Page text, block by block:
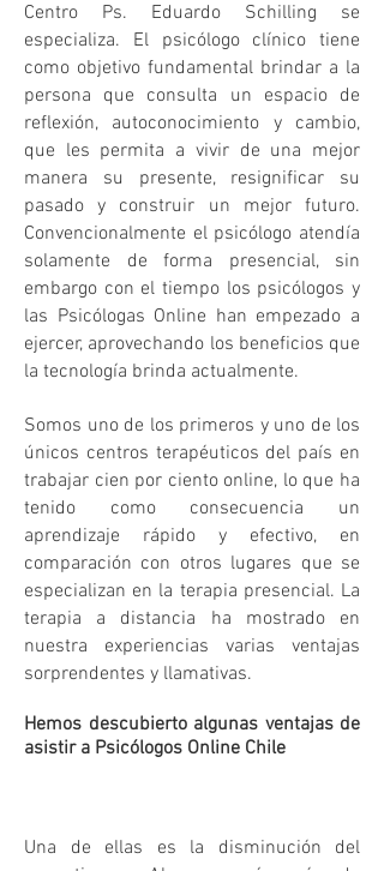
Centro Ps. Eduardo Schilling se
especializa. El psicólogo clínico tiene
como objetivo fundamental brindar a la
persona que consulta un espacio de
reflexión, autoconocimiento y cambio,
que les permita a vivir de una mejor
manera su presente, resignificar su
pasado y construir un mejor futuro.
Convencionalmente el psicólogo atendía
solamente de forma presencial, sin
embargo con el tiempo los psicólogos y
las Psicólogas Online han empezado a
ejercer, aprovechando los beneficios que
la tecnología brinda actualmente.
Somos uno de los primeros y uno de los
únicos centros terapéuticos del país en
trabajar cien por ciento online, lo que ha
tenido como consecuencia un
aprendizaje rápido y efectivo, en
comparación con otros lugares que se
especializan en la terapia presencial. La
terapia a distancia ha mostrado en
nuestra experiencias varias ventajas
sorprendentes y llamativas.
Hemos descubierto algunas ventajas de
asistir a Psicólogos Online Chile
Una de ellas es la disminución del